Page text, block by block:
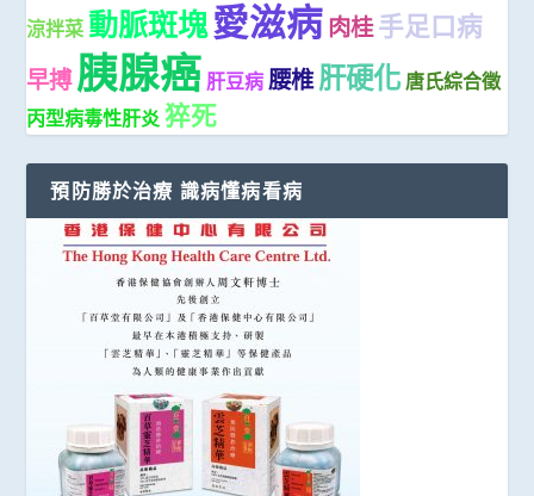
涼拌菜 動脈斑塊愛滋病肉桂手足口病
早搏胰腺癌 肝豆病 腰椎肝硬化 唐氏綜合徵
丙型病毒性肝炎 猝死
預防勝於治療 識病懂病看病